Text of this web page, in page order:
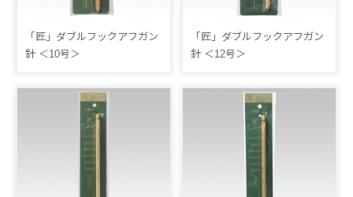
「匠」ダブルフックアフガン
針 ＜10号＞
「匠」ダブルフックアフガン
針 ＜12号＞